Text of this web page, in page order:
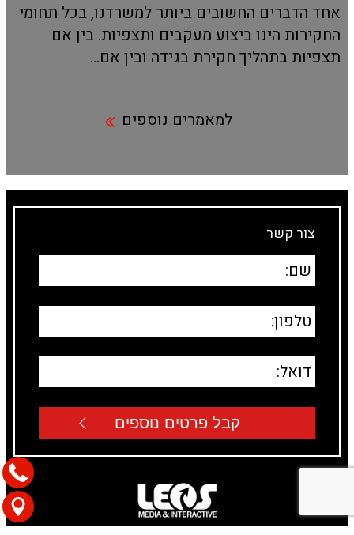
אחד הדברים החשובים ביותר למשרדנו, בכל תחומי
החקירות הינו ביצוע מעקבים ותצפיות. בין אם
תצפיות בתהליך חקירת בגידה ובין אם...
למאמרים נוספים
צור קשר